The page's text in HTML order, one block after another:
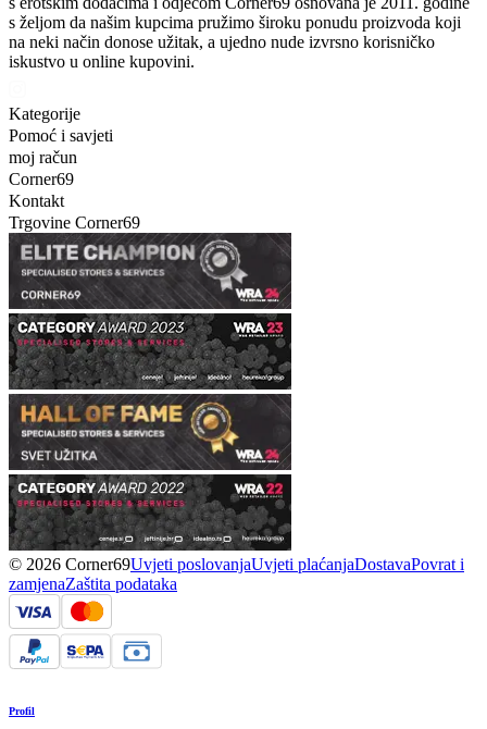
s željom da našim kupcima pružimo široku ponudu proizvoda koji
na neki način donose užitak, a ujedno nude izvrsno korisničko
iskustvo u online kupovini.
Kategorije
Pomoć i savjeti
moj račun
Corner69
Kontakt
Trgovine Corner69
© 2026 Corner69Uvjeti poslovanjaUvjeti plaćanjaDostavaPovrat i
zamjenaZaštita podataka
Profil